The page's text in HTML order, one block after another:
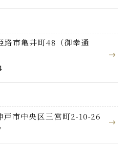
市亀井町48（御幸通
市中央区三宮町2-10-26